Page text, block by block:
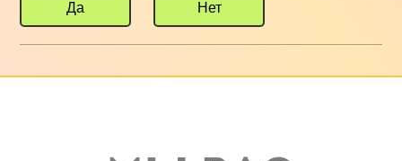
Да Нет